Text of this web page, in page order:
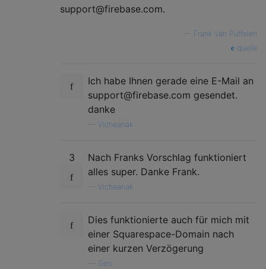
support@firebase.com.
Frank van Puffelen
quelle
Ich habe Ihnen gerade eine E-Mail an
support@firebase.com gesendet.
danke
Vicheanak
3
Nach Franks Vorschlag funktioniert
alles super. Danke Frank.
Vicheanak
Dies funktionierte auch für mich mit
einer Squarespace-Domain nach
einer kurzen Verzögerung
Geo